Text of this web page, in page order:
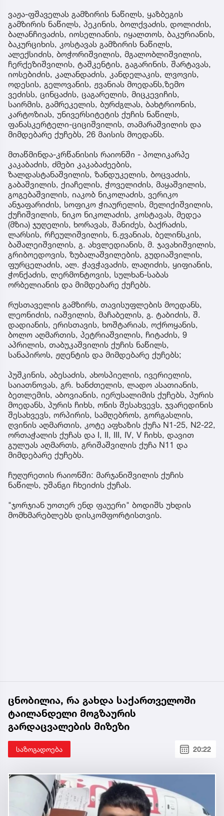
ვაჟა-ფშაველას გამზირის ნაწილს, ყაზბეგის
გამზირის ნაწილს, პეკინის, ბოლქვაძის, დოლიძის,
ბალანჩივაძის, იოსელიანის, იყალთოს, ბაკურიანის,
ბაკურციხის, კოსტავას გამზირის ნაწილს,
ალექსიძის, ბოჭორიშვილის, მგალობლიშვილის,
ჩერქეზიშვილის, ტაშკენტის, გაგარინის, შარტავას,
იოსებიძის, კალანდაძის, კანდელაკის, ლვოვის,
ოდესის, გელოვანის, ჟვანიას მოედანს,ზემო
ვეძისს, ცინცაძის, ცაგარელის, მიცკევიჩის,
საირმის, გამრეკელის, ბურძგლას, ბახტრიონის,
კარტოზიას, უნივერსიტეტის ქუჩის ნაწილს,
ფანასკერტელი-ციციშვილის, თამარაშვილის და
მიმდებარე ქუჩებს, 26 მაისის მოედანს.
მთაწმინდა-კრწანისის რაიონში - პოლიკარპე
კაკაბაძის, ძმები კაკაბაძეების,
ზალდასტანაშვილის, ზანდუკელის, ბოცვაძის,
გაბაშვილის, ქიაჩელის, ჭოველიძის, მაყაშვილის,
გოგებაშვილის, იაკობ ნიკოლაძის, ვერიკო
ანჯაფარიძის, სოფიკო ჭიაურელის, მელიქიშვილის,
ქუჩიშვილის, ნიკო ნიკოლაძის, კოსტავას, მედეა
(მზია) ჯუღელის, ხორავას, შანიძეს, ბაქრაძის,
ლარსის, რჩეულიშვილის, ნ.ჟვანიას, ბელინსკის,
ბაშალეიშვილის, გ. ახვლედიანის, მ. ჯავახიშვილის,
გრიბოედოვის, ზუბალაშვილების, გუდიაშვილის,
ფურცელაძის, ალ. ჭავჭავაძის, ლაღიძის, ყიფიანის,
ჭონქაძის, ლერმონტოვის, სულხან-საბას
ორბელიანის და მიმდებარე ქუჩებს.
რუსთაველის გამზირს, თავისუფლების მოედანს,
ლეონიძის, იაშვილის, მაჩაბელის, გ. ტაბიძის, შ.
დადიანის, ერისთავის, ხოშტარიას, ოქროყანის,
ბოლო აღმართის, პეტრიაშვილის, ჩიტაძის, 9
აპრილის, თაბუკაშვილის ქუჩის ნაწილს,
სანაპიროს, ჟღენტის და მიმდებარე ქუჩებს;
პუშკინის, აბესაძის, ახოსპიელის, ივერიელის,
საიათნოვას, გრ. ხანძთელის, ლადო ასათიანის,
ბეთლემის, აბოვიანის, იერუსალიმის ქუჩებს, პურის
მოედანს, პურის ჩიხს, ონის შესახვევს, ჯვარედინის
შესახვევს, ორპირის, სამღებროს, გორგასლის,
ღვინის აღმართის, კოტე აფხაზის ქუჩა N1-25, N2-22,
ორთაჭალის ქუჩას და I, II, III, IV, V ჩიხს, დავით
გულუას აღმართს, გრიშაშვილის ქუჩა N11 და
მიმდებარე ქუჩებს.
ჩუღურეთის რაიონში: მარჯანიშვილის ქუჩის
ნაწილს, უშანგი ჩხეიძის ქუჩას.
"ჯორჯიან უოთერ ენდ ფაუერი" ბოდიშს უხდის
მომხმარებლებს დისკომფორტისთვის.
ცნობილია, რა გახდა საქართველოში
ტაილანდელი მოგზაურის
გარდაცვალების მიზეზი
საზოგადოება 20:22